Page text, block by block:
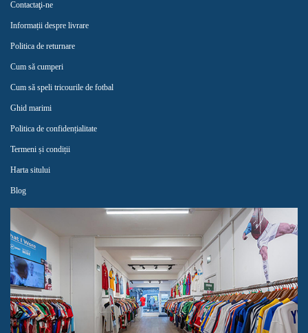
Contactaţi-ne
Informații despre livrare
Politica de returnare
Cum să cumperi
Cum să speli tricourile de fotbal
Ghid marimi
Politica de confidențialitate
Termeni și condiții
Harta sitului
Blog